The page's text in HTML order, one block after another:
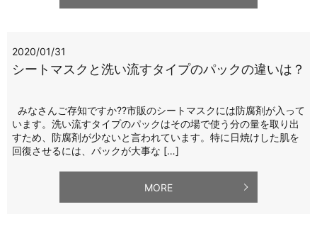
2020/01/31
シートマスクと洗い流すタイプのパックの違いは？
みなさんご存知ですか??市販のシートマスクには防腐剤が入って
います。洗い流すタイプのパックはその場で使う分の量を取り出
すため、防腐剤が少ないと言われています。特に日焼けした肌を
回復させるには、パックが大事な […]
MORE